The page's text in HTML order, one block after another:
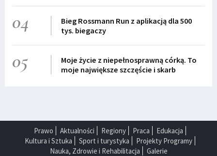
04
Bieg Rossmann Run z aplikacją dla 500
tys. biegaczy
05
Moje życie z niepełnosprawną córką. To
moje największe szczęście i skarb
Prawo Aktualności Regiony Praca
Edukacja
Kultura i Sztuka
Sport i turystyka
Projekty Programy
Nauka, Zdrowie i Rehabilitacja
Galerie